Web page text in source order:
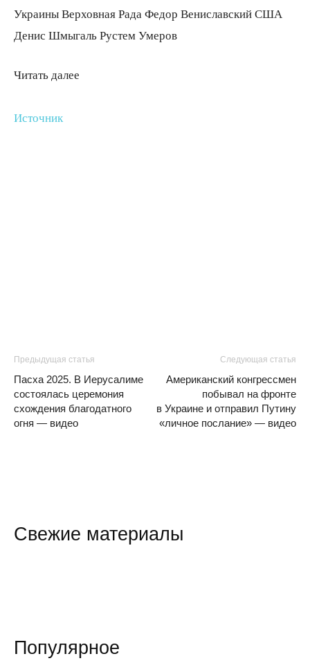
Украины Верховная Рада Федор Вениславский США
Денис Шмыгаль Рустем Умеров
Читать далее
Источник
Предыдущая статья
Пасха 2025. В Иерусалиме
состоялась церемония
схождения благодатного
огня — видео
Следующая статья
Американский конгрессмен
побывал на фронте
в Украине и отправил Путину
«личное послание» — видео
Свежие материалы
Популярное